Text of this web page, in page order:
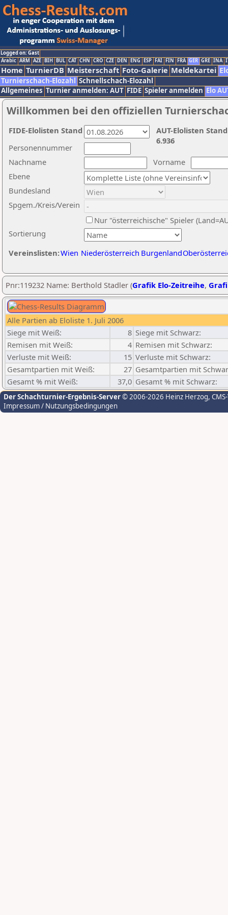
Logged on: Gast
Arabic ARM AZE BIH BUL CAT CHN CRO CZE DEN ENG ESP FAI FIN FRA GER GRE INA
Home TurnierDB Meisterschaft Foto-Galerie Meldekartei
Turnierschach-Elozahl Schnellschach-Elozahl
Allgemeines Turnier anmelden: AUT FIDE Spieler anmelden Elo
Willkommen bei den offiziellen
Nachname
Vorname
Ebene
Sortierung
Personennummer
Bundesland
Spgem./Kreis/Verein
Nur "österreichische" Spieler
Vereinslisten:Wien Niederösterreich Burgenland
AUT-Elolisten
6.936
FIDE-Elolisten Stand
Pnr:119232 Name: Berthold Stadler (Grafik Elo-Zeitreihe,
Alle Partien ab Eloliste 1. Juli 2006
Siege mit Weiß:
8 Siege mit Schwarz:
Remisen mit Weiß:
4 Remisen mit Schwarz:
Verluste mit Weiß:
15 Verluste mit Schwarz:
Gesamtpartien mit Weiß:
27 Gesamtpartien mit
Gesamt % mit Weiß:
37,0 Gesamt % mit Schwarz:
Der Schachturnier-Ergebnis-Server© 2006-2026 Heinz Herzog,
Impressum / Nutzungsbedingungen